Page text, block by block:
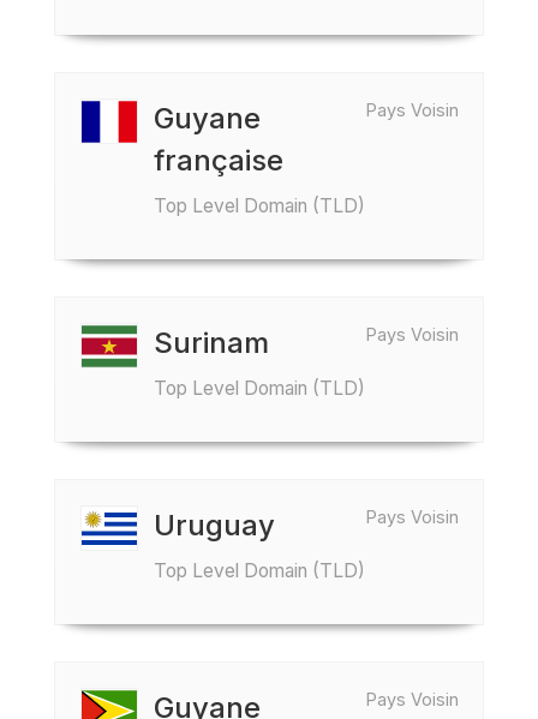
Pays Voisin
Guyane
française
Top Level Domain (TLD)
Pays Voisin
Surinam
Top Level Domain (TLD)
Pays Voisin
Uruguay
Top Level Domain (TLD)
Pays Voisin
Guyane